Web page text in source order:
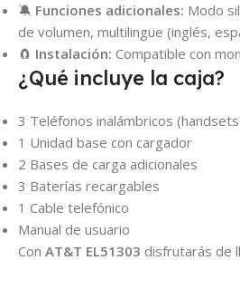
🔕 Funciones adicionales: Modo
de volumen, multilingüe (inglés,
🧲 Instalación: Compatible con
¿Qué incluye la caja?
3 Teléfonos inalámbricos
1 Unidad base con cargador
2 Bases de carga adicionales
3 Baterías recargables
1 Cable telefónico
Manual de usuario
Con AT&T EL51303 disfrutarás de